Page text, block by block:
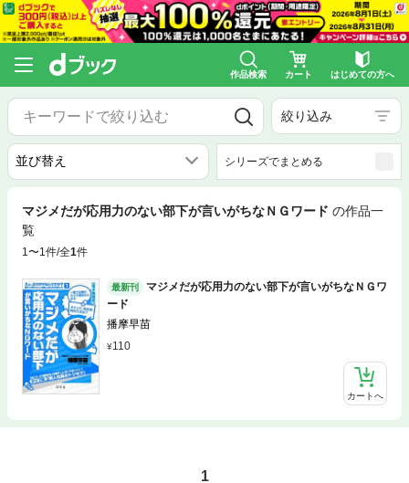
作品検索 カート はじめての方へ
絞り込み
シリーズでまとめる
マジメだが応用力のない部下が言いがちなＮＧワード の作品一
覧
1〜1件/全1件
最新刊
マジメだが応用力のない部下が言いがちなＮＧワ
ード
播摩早苗
110
カートへ
1